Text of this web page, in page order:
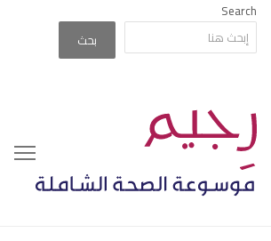
Search
بحث
Menu